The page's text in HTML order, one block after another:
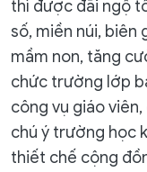
thì được đãi ngộ
số, miền núi, biên
mầm non, tăng
chức trường lớp
công vụ giáo
chú ý trường học
thiết chế cộng